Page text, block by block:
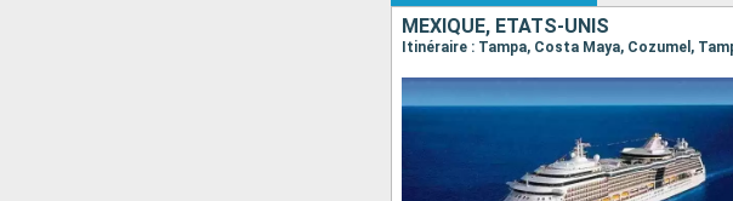
MEXIQUE, ÉTATS-UNIS
Itinéraire : Tampa, Costa Maya, Cozumel,